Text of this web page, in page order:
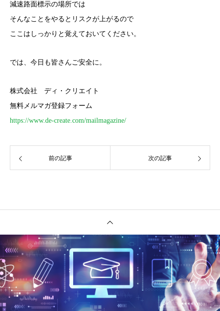
減速路面標示の場所では
そんなことをやるとリスクが上がるので
ここはしっかりと覚えておいてください。
では、今日も皆さんご安全に。
株式会社 ディ・クリエイト
無料メルマガ登録フォーム
https://www.de-create.com/mailmagazine/
前の記事 次の記事